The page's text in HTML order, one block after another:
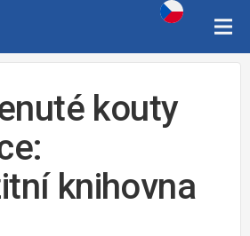
kouty
knihovna